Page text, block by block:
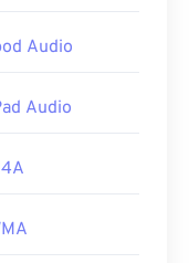
Audio
Audio